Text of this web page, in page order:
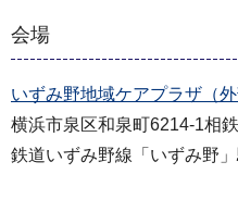
会場
いずみ野地域ケアプラザ（外
横浜市泉区和泉町6214-1相
鉄道いずみ野線「いずみ野」